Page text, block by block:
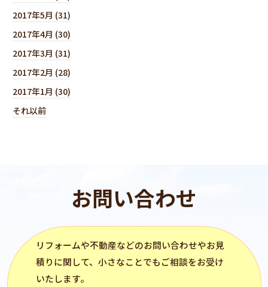
2017年5月 (31)
2017年4月 (30)
2017年3月 (31)
2017年2月 (28)
2017年1月 (30)
それ以前
お問い合わせ
リフォームや不動産などのお問い合わせやお見
積りに関して、小さなことでもご相談をお受け
いたします。